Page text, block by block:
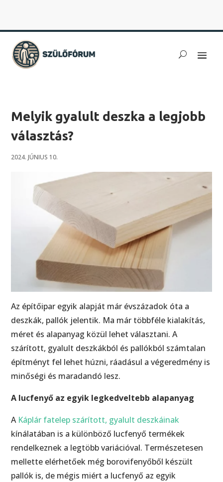
Melyik gyalult deszka a legjobb
választás?
2024. JÚNIUS 10.
Az építőipar egyik alapját már évszázadok óta a
deszkák, pallók jelentik. Ma már többféle kialakítás,
méret és alapanyag közül lehet választani. A
szárított, gyalult deszkákból és pallókból számtalan
építményt fel lehet húzni, ráadásul a végeredmény is
minőségi és maradandó lesz.
A lucfenyő az egyik legkedveltebb alapanyag
A Káplár fatelep szárított, gyalult deszkáinak
kínálatában is a különböző lucfenyő termékek
rendelkeznek a legtöbb variációval. Természetesen
mellette elérhetőek még borovifenyőből készült
pallók is, de mégis miért a lucfenyő az egyik